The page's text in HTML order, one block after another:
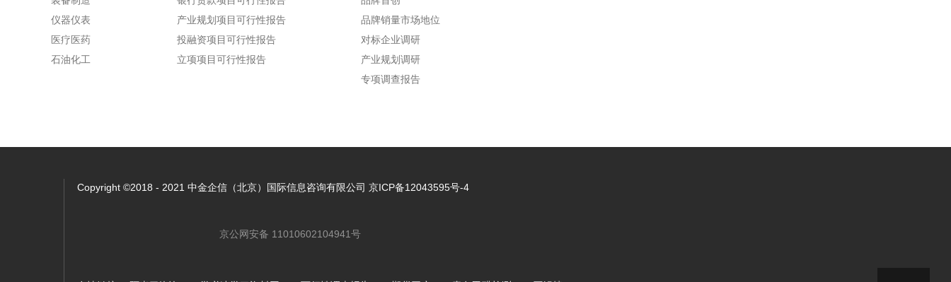
仪器仪表
医疗医药
石油化工
产业规划项目可行性报告
投融资项目可行性报告
立项项目可行性报告
品牌销量市场地位
对标企业调研
产业规划调研
专项调查报告
Copyright ©2018 - 2021 中金企信（北京）国际信息咨询有限公司 京ICP备12043595号-4
京公网安备 11010602104941号